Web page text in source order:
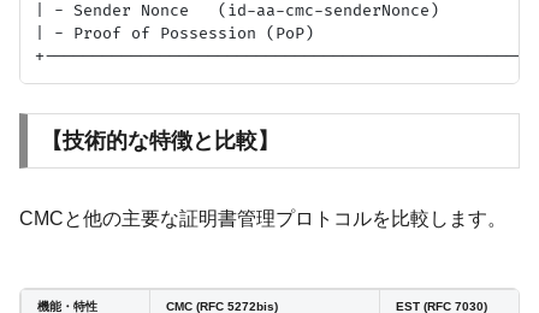
| - Sender Nonce   (id-aa-cmc-senderNonce)
| - Proof of Possession (PoP)
【技術的な特徴と比較】
CMCと他の主要な証明書管理プロトコルを比較します。
機能・特性 CMC (RFC 5272bis) EST (RFC 7030)